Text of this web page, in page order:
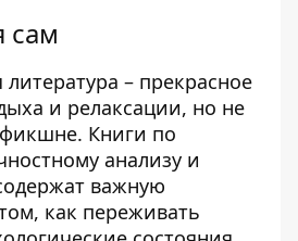
сам
– ​​прекрасное
и релаксации, но не
Книги по
анализу и
важную
как переживать